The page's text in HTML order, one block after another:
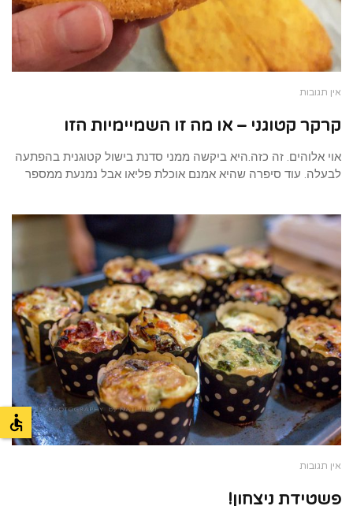
אין תגובות
קרקר קטוגני – או מה זו השמיימיות הזו
אוי אלוהים. זה כזה.היא ביקשה ממני סדנת בישול קטוגנית בהפתעה
לבעלה. עוד סיפרה שהיא אמנם אוכלת פליאו אבל נמנעת ממספר
אין תגובות
פשטידת ניצחון!